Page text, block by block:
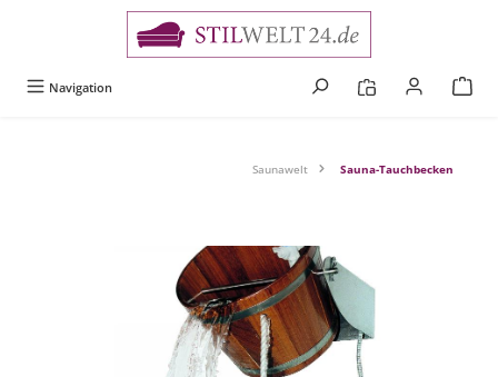
Navigation
Saunawelt Sauna-Tauchbecken
Bildergalerie überspringen